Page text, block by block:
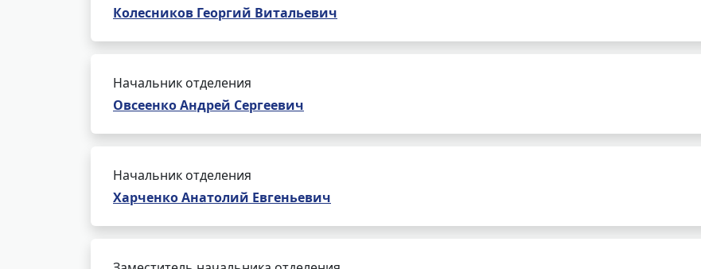
Колесников Георгий Витальевич
Начальник отделения
Овсеенко Андрей Сергеевич
Начальник отделения
Харченко Анатолий Евгеньевич